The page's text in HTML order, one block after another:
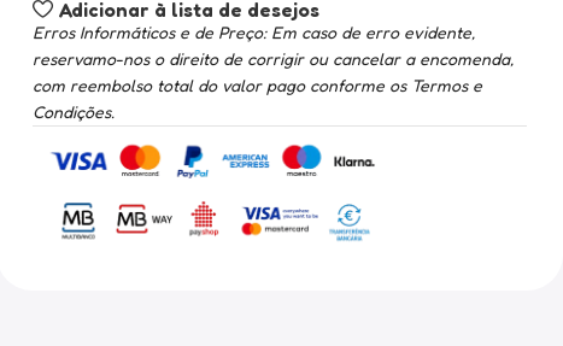
Adicionar à lista de desejos
Erros Informáticos e de Preço: Em caso de erro evidente,
reservamo-nos o direito de corrigir ou cancelar a encomenda,
com reembolso total do valor pago conforme os Termos e
Condições.